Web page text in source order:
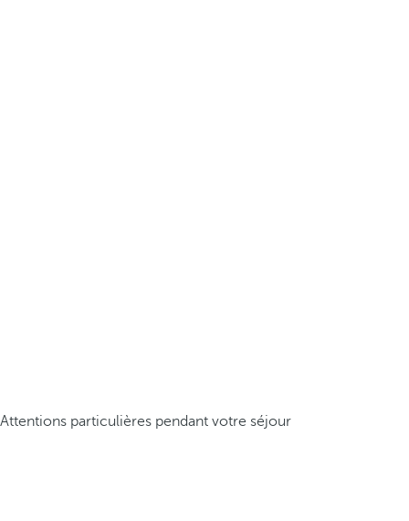
Attentions particulières pendant votre séjour